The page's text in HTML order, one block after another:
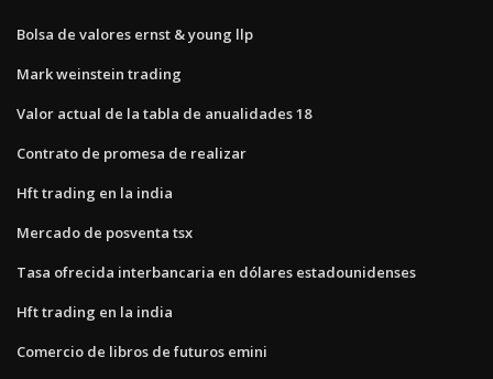
Bolsa de valores ernst & young llp
Mark weinstein trading
Valor actual de la tabla de anualidades 18
Contrato de promesa de realizar
Hft trading en la india
Mercado de posventa tsx
Tasa ofrecida interbancaria en dólares estadounidenses
Hft trading en la india
Comercio de libros de futuros emini